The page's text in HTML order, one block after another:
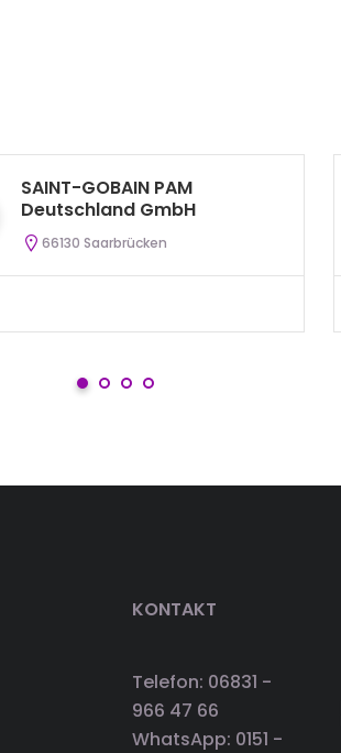
SAINT-GOBAIN PAM
Deutschland GmbH
66130 Saarbrücken
KONTAKT
Telefon: 06831 -
966 47 66
WhatsApp: 0151 -